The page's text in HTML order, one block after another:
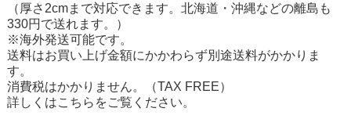
（厚さ2cmまで対応できます。北海道・沖縄などの離島も
330円で送れます。）
※海外発送可能です。
送料はお買い上げ金額にかかわらず別途送料がかかりま
す。
消費税はかかりません。（TAX FREE）
詳しくはこちらをご覧ください。